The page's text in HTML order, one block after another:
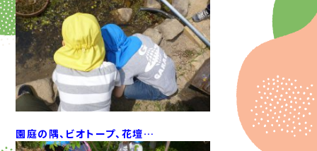
園庭の隅、ビオトープ、花壇…